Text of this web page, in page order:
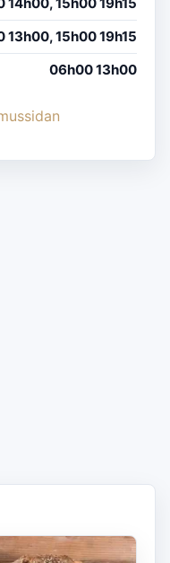
14h00, 15h00 19h15
13h00, 15h00 19h15
06h00 13h00